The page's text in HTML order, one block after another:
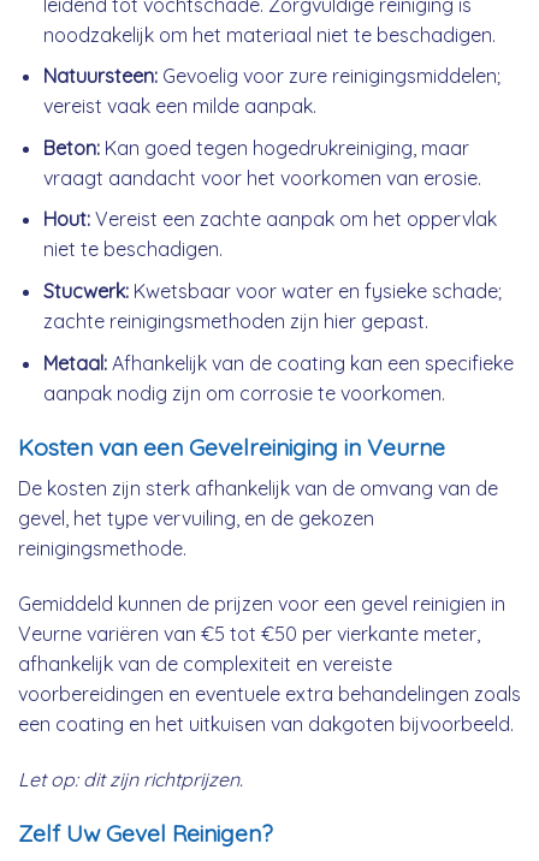
noodzakelijk om het materiaal niet te beschadigen.
Natuursteen:Gevoelig voor zure reinigingsmiddelen;
vereist vaak een milde aanpak.
Beton:Kan goed tegen hogedrukreiniging, maar
vraagt aandacht voor het voorkomen van erosie.
Hout:Vereist een zachte aanpak om het oppervlak
niet te beschadigen.
Stucwerk:Kwetsbaar voor water en fysieke schade;
zachte reinigingsmethoden zijn hier gepast.
Metaal:Afhankelijk van de coating kan een specifieke
aanpak nodig zijn om corrosie te voorkomen.
Kosten van een Gevelreiniging in Veurne
De kosten zijn sterk afhankelijk van de omvang van de
gevel, het type vervuiling, en de gekozen
reinigingsmethode.
Gemiddeld kunnen de prijzen voor een gevel reinigien in
Veurne variëren van €5 tot €50 per vierkante meter,
afhankelijk van de complexiteit en vereiste
voorbereidingen en eventuele extra behandelingen zoals
een coating en het uitkuisen van dakgoten bijvoorbeeld.
Let op: dit zijn richtprijzen.
Zelf Uw Gevel Reinigen?